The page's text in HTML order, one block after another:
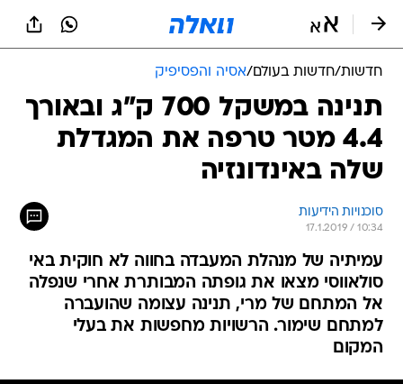
חדשות/חדשות בעולם/אסיה והפסיפיק
תנינה במשקל 700 ק"ג ובאורך
4.4 מטר טרפה את המגדלת
שלה באינדונזיה
סוכנויות הידיעות
17.1.2019 / 10:34
עמיתיה של מנהלת המעבדה בחווה לא חוקית באי
סולאווסי מצאו את גופתה המבותרת אחרי שנפלה
אל המתחם של מרי, תנינה עצומה שהועברה
למתחם שימור. הרשויות מחפשות את בעלי
המקום